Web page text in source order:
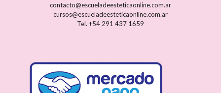
contacto@escueladeesteticaonline.com.ar
cursos@escueladeesteticaonline.com.ar
Tel. +54 291 437 1659